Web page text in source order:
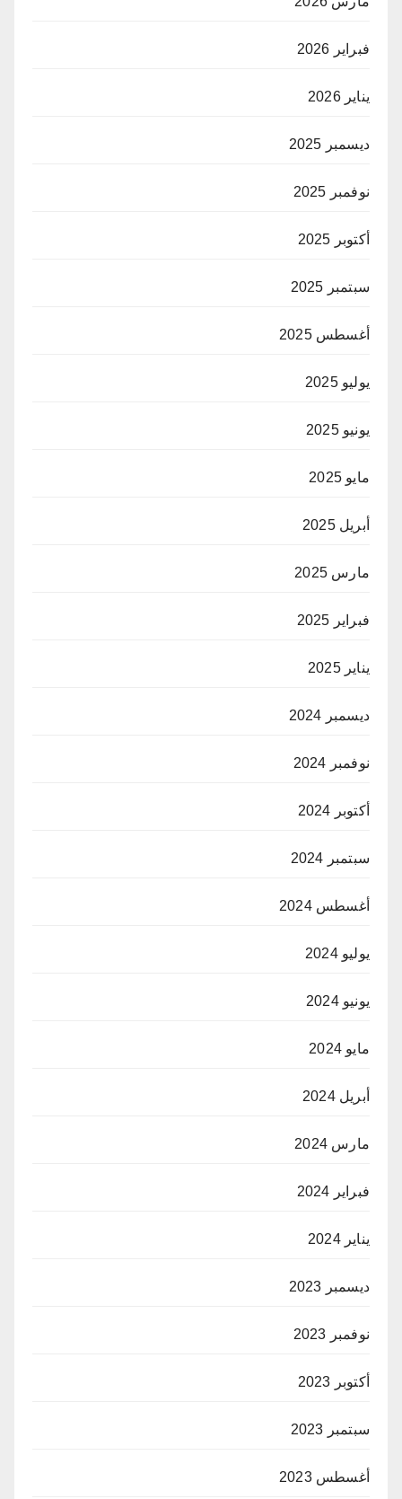
فبراير 2026
يناير 2026
ديسمبر 2025
نوفمبر 2025
أكتوبر 2025
سبتمبر 2025
أغسطس 2025
يوليو 2025
يونيو 2025
مايو 2025
أبريل 2025
مارس 2025
فبراير 2025
يناير 2025
ديسمبر 2024
نوفمبر 2024
أكتوبر 2024
سبتمبر 2024
أغسطس 2024
يوليو 2024
يونيو 2024
مايو 2024
أبريل 2024
مارس 2024
فبراير 2024
يناير 2024
ديسمبر 2023
نوفمبر 2023
أكتوبر 2023
سبتمبر 2023
أغسطس 2023